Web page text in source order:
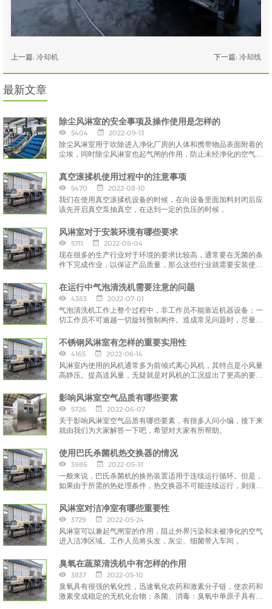
上一篇: 冷却机 下一篇: 冷却线
最新文章
除尘风淋室的安全事项及操作使用是怎样的
5404
2022-09-13
除尘风淋室用于吹除进入净化厂房的人体和携带物品表面附着的
尘埃，同时除尘风淋室也起气闸的作用，防止未经净化的空气进
真空滚揉机使用过程中的注意事项
5470
2022-08-10
我们在使用真空滚揉机设备的时候，在向设备里面加料封闭后应
该先开启真空泵抽真空，在达到一定的负压的时候，
风淋室对于安装环境有哪些要求
5711
2022-08-04
现在很多的生产行业对于环境的要求比较高，通常要在无菌的条
件下完成作业，以保证产品质量，那么这些行业就需要安装使用
在运行中气泡清洗机需要注意的问题
4383
2022-07-01
气泡清洗机工作上整个过程中，非工作员不能靠近机器设备；一
切工作员不可逾越一切旋转预制构件。造成常见问题时，尽量立
不锈钢风淋室有怎样的重要实用性
4165
2022-06-14
风淋室内使用的风机通常多为前倾式离心风机，其特点是小风量
高静压。提高送风量，无疑就是对风机的工况提出了更高的要
影响风淋室空气品质有哪些要素
5726
2022-06-07
关于影响风淋室空气品质有哪些要素，有很多人问小编，接下来
就由我们为大家解答一下吧，希望对大家有所帮助。
使用巴氏杀菌机热交换器的情况
3986
2022-05-31
一般来说，巴氏杀菌机的换热装置适用于连续运行循环。但是，
如果由于所需的热处理条件，热交换器不可能连续运行，则须提
风淋室对洁净室有哪些重要性
3729
2022-05-24
风淋室可以兼起气闸室的作用，阻止外界污染和未被净化的空气
进入洁净区域。工作人员将头发，灰尘、细菌带入车间，
臭氧在蔬菜清洗机中有怎样的作用
3837
2022-05-10
臭氧具有很强的氧化性，迅速氧化农药和激素分子链，使农药和
激素变成稳定的无机化合物；杀菌、消毒：臭氧中单原子具有很